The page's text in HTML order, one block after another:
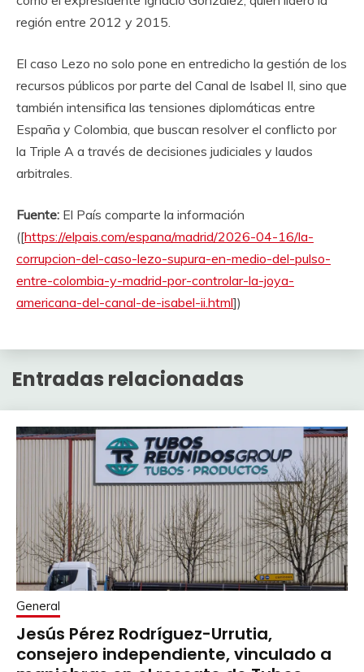
región entre 2012 y 2015.
El caso Lezo no solo pone en entredicho la gestión de los
recursos públicos por parte del Canal de Isabel II, sino que
también intensifica las tensiones diplomáticas entre
España y Colombia, que buscan resolver el conflicto por
la Triple A a través de decisiones judiciales y laudos
arbitrales.
Fuente: El País comparte la información
([https://elpais.com/espana/madrid/2026-04-16/la-
corrupcion-del-caso-lezo-supura-en-medio-del-pulso-
entre-colombia-y-madrid-por-controlar-la-joya-
americana-del-canal-de-isabel-ii.html])
Entradas relacionadas
General
Jesús Pérez Rodríguez-Urrutia,
consejero independiente, vinculado a